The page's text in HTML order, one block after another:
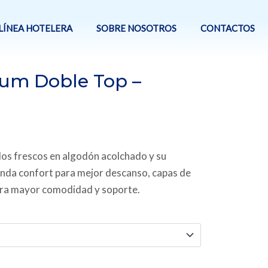
HOTELERA SOBRE NOSOTROS CONTACTOS
Doble Top –
frescos en algodón acolchado y su
confort para mejor descanso, capas de
mayor comodidad y soporte.